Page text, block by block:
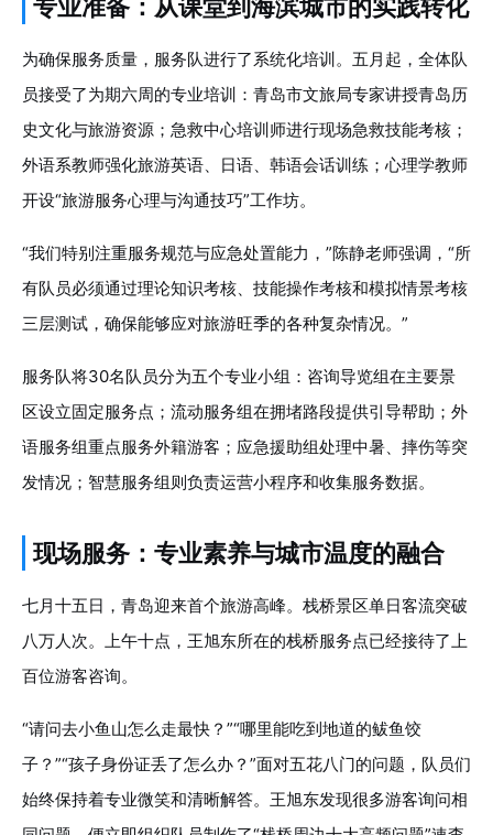
专业准备：从课堂到海滨城市的实践转化
为确保服务质量，服务队进行了系统化培训。五月起，全体队
员接受了为期六周的专业培训：青岛市文旅局专家讲授青岛历
史文化与旅游资源；急救中心培训师进行现场急救技能考核；
外语系教师强化旅游英语、日语、韩语会话训练；心理学教师
开设“旅游服务心理与沟通技巧”工作坊。
“我们特别注重服务规范与应急处置能力，”陈静老师强调，“所
有队员必须通过理论知识考核、技能操作考核和模拟情景考核
三层测试，确保能够应对旅游旺季的各种复杂情况。”
服务队将30名队员分为五个专业小组：咨询导览组在主要景
区设立固定服务点；流动服务组在拥堵路段提供引导帮助；外
语服务组重点服务外籍游客；应急援助组处理中暑、摔伤等突
发情况；智慧服务组则负责运营小程序和收集服务数据。
现场服务：专业素养与城市温度的融合
七月十五日，青岛迎来首个旅游高峰。栈桥景区单日客流突破
八万人次。上午十点，王旭东所在的栈桥服务点已经接待了上
百位游客咨询。
“请问去小鱼山怎么走最快？”“哪里能吃到地道的鲅鱼饺
子？”“孩子身份证丢了怎么办？”面对五花八门的问题，队员们
始终保持着专业微笑和清晰解答。王旭东发现很多游客询问相